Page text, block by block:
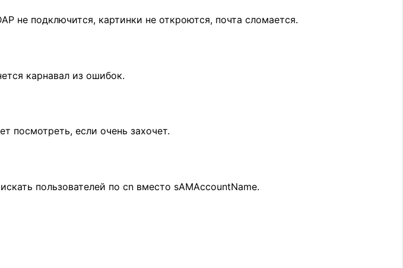
не подключится, картинки не откроются, почта сломается.
карнавал из ошибок.
посмотреть, если очень захочет.
пользователей по cn вместо sAMAccountName.